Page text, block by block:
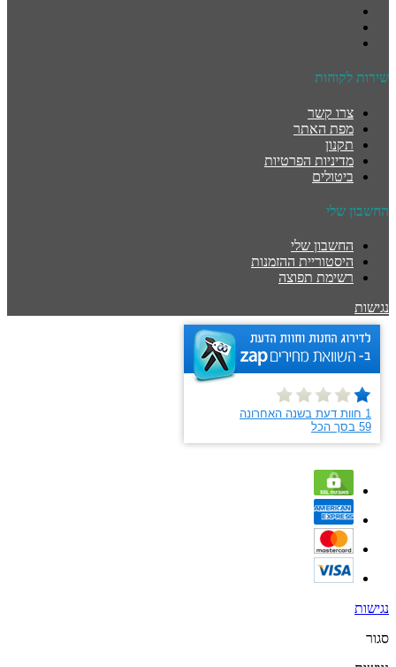
שירות לקוחות
צרו קשר
מפת האתר
תקנון
מדיניות הפרטיות
ביטולים
החשבון שלי
החשבון שלי
היסטוריית ההזמנות
רשימת תפוצה
נגישות
נגישות
סגור